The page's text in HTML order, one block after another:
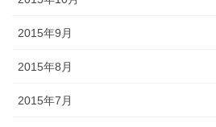
2015年9月
2015年8月
2015年7月